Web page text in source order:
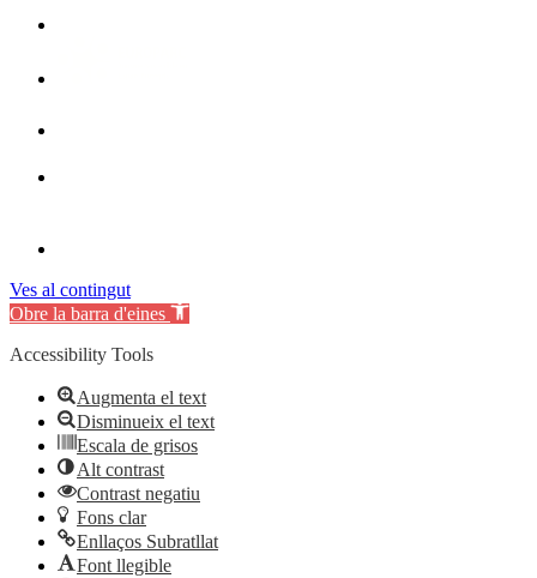
Ves al contingut
Obre la barra d'eines
Accessibility Tools
Augmenta el text
Disminueix el text
Escala de grisos
Alt contrast
Contrast negatiu
Fons clar
Enllaços Subratllat
Font llegible